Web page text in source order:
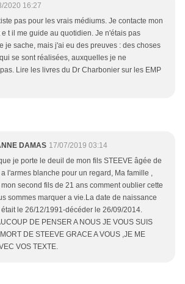
2020 16:27
pas pour les vrais médiums. Je contacte mon
t il me guide au quotidien. Je n'étais pas
je sache, mais j'ai eu des preuves : des choses
se sont réalisées, auxquelles je ne
Lire les livres du Dr Charbonier sur les EMP
DAMAS 17/07/2019 03:14
je porte le deuil de mon fils STEEVE âgée de
l'armes blanche pour un regard, Ma famille ,
second fils de 21 ans comment oublier cette
sommes marquer a vie.La date de naissance
le 26/12/1991-décéder le 26/09/2014.
DE PENSER A NOUS JE VOUS SUIS
DE STEEVE GRACE A VOUS ,JE ME
VOS TEXTE.